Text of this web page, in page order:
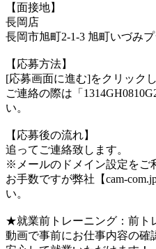
【面接地】
長岡店
長岡市旭町2-1-3 旭町いづみ
【応募方法】
[応募画面に進む]をクリック
ご連絡の際は「
い。
【応募後の流れ】
追ってご連絡致します。
※メールのドメイン設定をご
お手数ですが弊社【cam-
い。
★就業前トレーニング：前ト
動画で事前にお仕事内容の確